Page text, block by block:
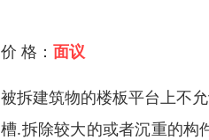
价 格： 面议
被拆建筑物的楼板平台上不
槽.拆除较大的或者沉重的构